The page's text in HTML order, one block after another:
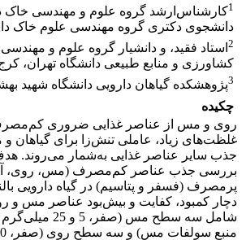
1کارشناس‌ارشد گروه علوم و مهندسی خاک
دانشجوی دکتری گروه مهندسی علوم خاک
2 استاد فقید، و دانشیار گروه علوم و
کشاورزی و منابع طبیعی دانشگاه تهران،
3پژوهشکده گیاهان دارویی دانشگاه شهید
چکیده
روی و مس از عناصر غذایی ضروری کم‌مصرف
غلظت‌های زیاد، عاملی تنش‌زا برای گیاهان و
جذب سایر عناصر غذایی‌ به‌شمار می‌روند.
بررسی جذب عناصر کم‌مصرف (مس، روی،
پرمصرف (فسفر و پتاسیم) در گیاه دارویی
دچار کمبود، کفایت و بیش‌بود عناصر مس و
شامل سه سطح مس